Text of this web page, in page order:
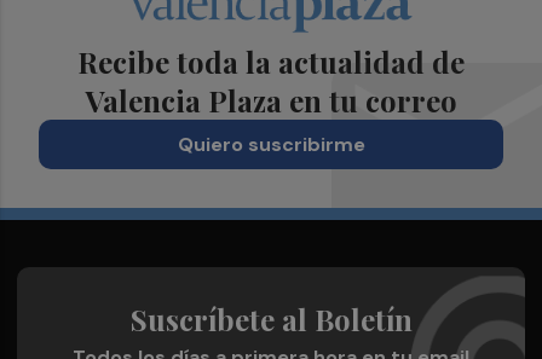
Recibe toda la actualidad de
Valencia Plaza en tu correo
Quiero suscribirme
Suscríbete al Boletín